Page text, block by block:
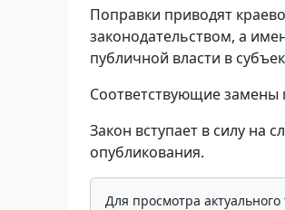
Поправки приводят
законодательством, а
публичной власти в
Соответствующие замены
Закон вступает в силу на
опубликования.
Для просмотра